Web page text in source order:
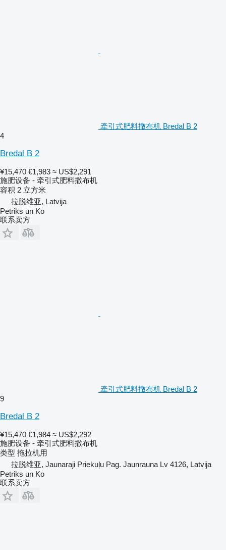
牵引式肥料撒布机 Bredal B 2
4
Bredal B 2
¥15,470 €1,983 ≈ US$2,291
施肥设备 - 牵引式肥料撒布机
容积 2 立方米
拉脱维亚, Latvija
Petriks un Ko
联系卖方
牵引式肥料撒布机 Bredal B 2
9
Bredal B 2
¥15,470 €1,984 ≈ US$2,292
施肥设备 - 牵引式肥料撒布机
类型 拖拉机用
拉脱维亚, Jaunaraji Priekuļu Pag. Jaunrauna Lv 4126, Latvija
Petriks un Ko
联系卖方